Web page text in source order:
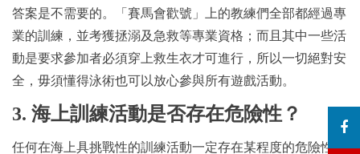
答案是不需要的。「賽馬會歡號」上的教練們全部都經過專
業的訓練，並考獲拯溺及急救等專業資格；而且其中一些活
動是要求參加者必須穿上救生衣才可進行，所以一切絕對安
全，毋須懂得泳術也可以放心參與所有遊戲活動。
3. 海上訓練活動是否存在危險性？
任何在海上具挑戰性的訓練活動一定存在某程度的危險性，